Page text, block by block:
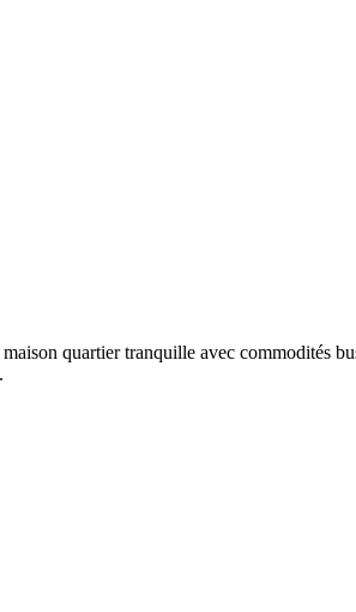
quartier tranquille avec commodités